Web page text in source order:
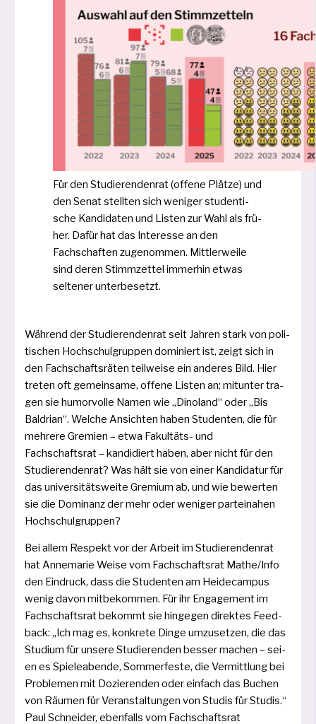
Für den Studierendenrat (offe­ne Plätze) und
den Senat stell­ten sich weni­ger stu­den­ti­
sche Kandidaten und Listen zur Wahl als frü­
her. Dafür hat das Interesse an den
Fachschaften zuge­nom­men. Mittlerweile
sind deren Stimmzettel immer­hin etwas
sel­te­ner unterbesetzt.
Während der Studierendenrat seit Jahren stark von poli­
ti­schen Hochschulgruppen domi­niert ist, zeigt sich in
den Fachschaftsräten teil­wei­se ein ande­res Bild. Hier
tre­ten oft gemein­sa­me, offe­ne Listen an; mit­un­ter tra­
gen sie humor­vol­le Namen wie „Dinoland“ oder „Bis
Baldrian“. Welche Ansichten haben Studenten, die für
meh­re­re Gremien – etwa Fakultäts- und
Fachschaftsrat – kan­di­diert haben, aber nicht für den
Studierendenrat? Was hält sie von einer Kandidatur für
das uni­ver­si­täts­wei­te Gremium ab, und wie bewer­ten
sie die Dominanz der mehr oder weni­ger par­tei­na­hen
Hochschulgruppen?
Bei allem Respekt vor der Arbeit im Studierendenrat
hat Annemarie Weise vom Fachschaftsrat Mathe/Info
den Eindruck, dass die Studenten am Heidecampus
wenig davon mit­be­kom­men. Für ihr Engagement im
Fachschaftsrat bekommt sie hin­ge­gen direk­tes Feed­
back: „Ich mag es, kon­kre­te Dinge umzu­set­zen, die das
Studium für unse­re Studierenden bes­ser machen – sei­
en es Spieleabende, Sommerfeste, die Vermittlung bei
Problemen mit Dozierenden oder ein­fach das Buchen
von Räumen für Veranstaltungen von Studis für Studis.“
Paul Schneider, eben­falls vom Fachschaftsrat